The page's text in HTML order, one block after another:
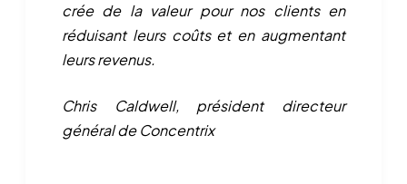
crée de la valeur pour nos clients en
réduisant leurs coûts et en augmentant
leurs revenus.
Chris Caldwell, président directeur
général de Concentrix